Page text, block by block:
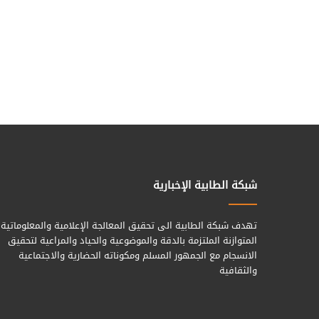
شبكة الطابية الإخبارية
تهدف شبكة الطابية الى تحقيق المعالجة الإعلامية والمعلوماتية
المتوازنة الملتزمة بالدقة والموضوعية والحياد والمراعية لتحقيق
الانسجام مع الجمهور المسلم ومكوناته الحضارية والاجتماعية
والثقافية